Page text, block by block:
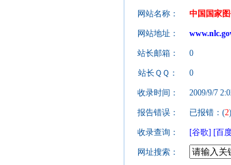
网站名称： 中国国家
网站地址：
站长邮箱： 0
站长ＱＱ： 0
收录时间： 2009/9/7
报告错误： 已报错：(2
收录查询： [谷歌] [百
网址搜索：